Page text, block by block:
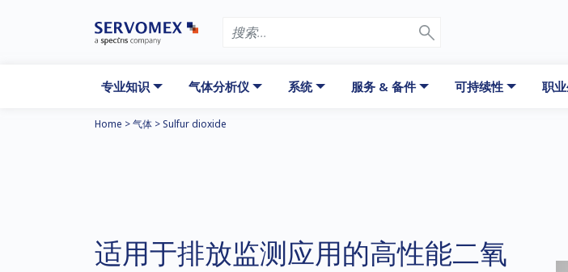
专业知识 气体分析仪 系统 服务 & 备件 可持续性 职
Home >气体 > Sulfur dioxide
适用于排放监测应用的高性能二氧